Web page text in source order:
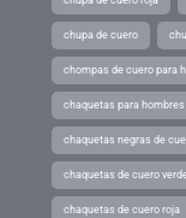
chupa de cuero
chompas de cuero para
chaquetas para
chaquetas negras de
chaquetas de cuero
chaquetas de cuero roja